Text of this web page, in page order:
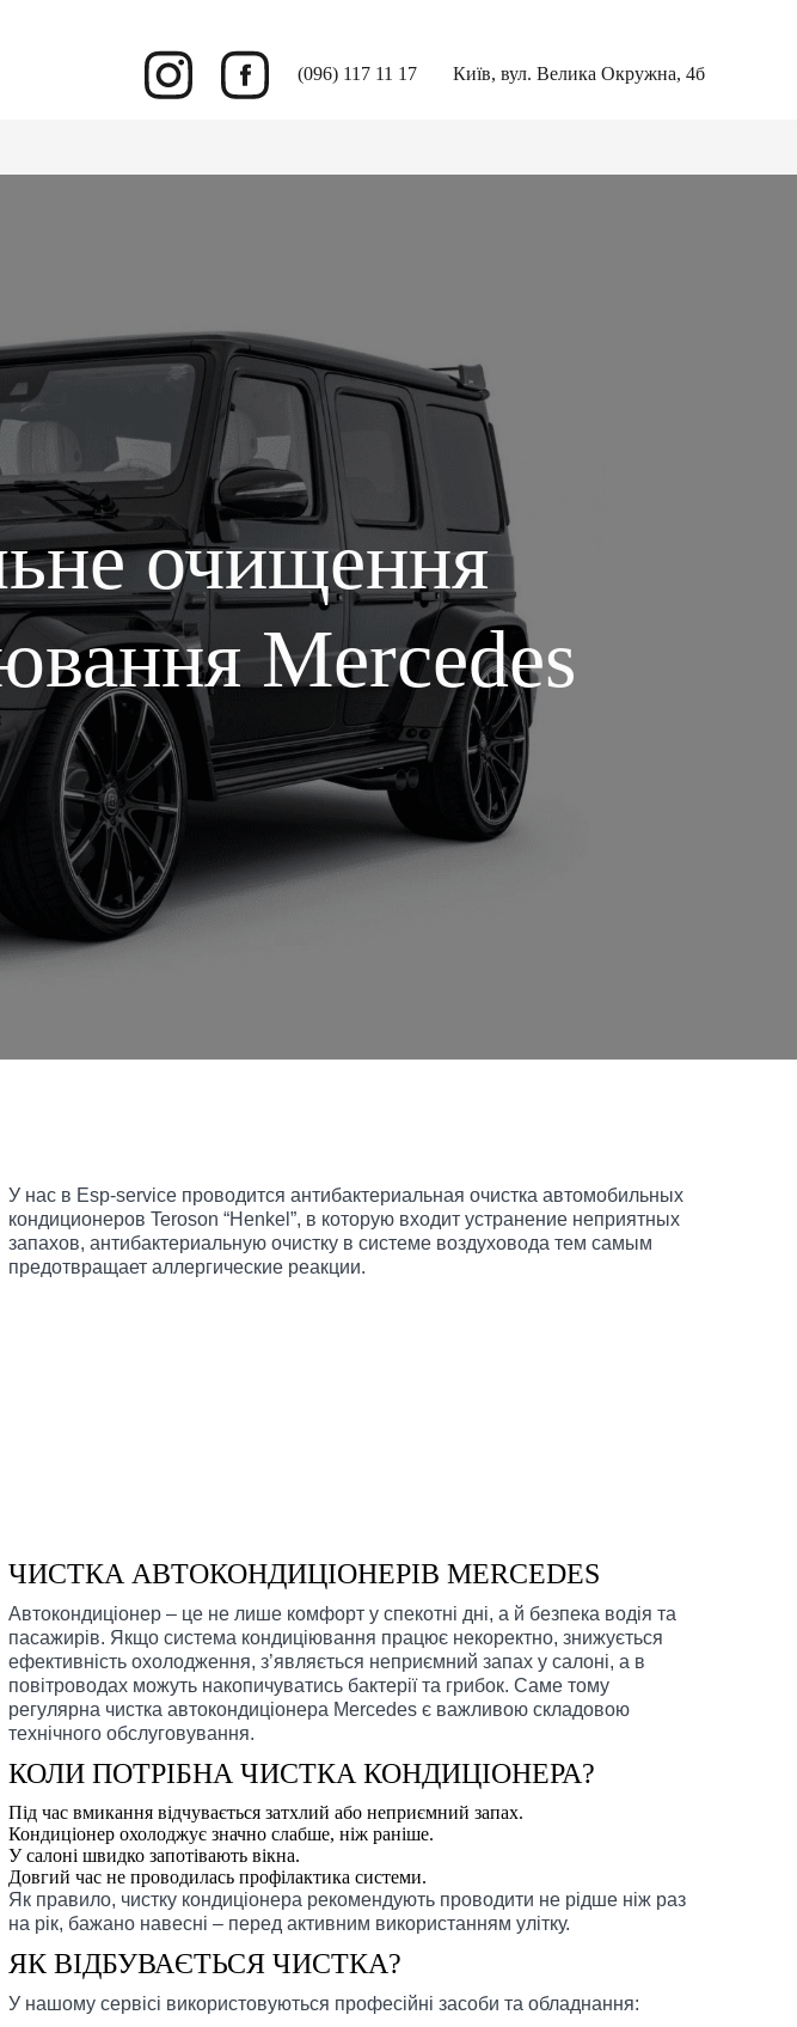
(096) 117 11 17 Київ, вул. Велика Окружна, 4б
очищення
Mercedes
У нас в Esp-service проводится антибактериальная очистка автомобильных
кондиционеров Teroson “Henkel”, в которую входит устранение неприятных
запахов, антибактериальную очистку в системе воздуховода тем самым
предотвращает аллергические реакции.
ЧИСТКА АВТОКОНДИЦІОНЕРІВ MERCEDES
Автокондиціонер – це не лише комфорт у спекотні дні, а й безпека водія та
пасажирів. Якщо система кондиціювання працює некоректно, знижується
ефективність охолодження, з’являється неприємний запах у салоні, а в
повітроводах можуть накопичуватись бактерії та грибок. Саме тому
регулярна чистка автокондиціонера Mercedes є важливою складовою
технічного обслуговування.
КОЛИ ПОТРІБНА ЧИСТКА КОНДИЦІОНЕРА?
Під час вмикання відчувається затхлий або неприємний запах.
Кондиціонер охолоджує значно слабше, ніж раніше.
У салоні швидко запотівають вікна.
Довгий час не проводилась профілактика системи.
Як правило, чистку кондиціонера рекомендують проводити не рідше ніж раз
на рік, бажано навесні – перед активним використанням улітку.
ЯК ВІДБУВАЄТЬСЯ ЧИСТКА?
У нашому сервісі використовуються професійні засоби та обладнання: